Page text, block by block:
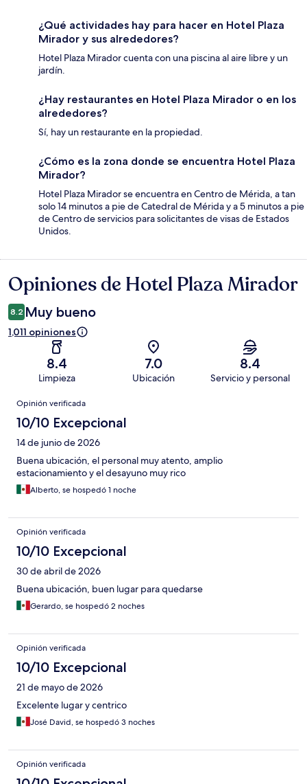
¿Qué actividades hay para hacer en Hotel Plaza
Mirador y sus alrededores?
Hotel Plaza Mirador cuenta con una piscina al aire libre y un
jardín.
¿Hay restaurantes en Hotel Plaza Mirador o en los
alrededores?
Sí, hay un restaurante en la propiedad.
¿Cómo es la zona donde se encuentra Hotel Plaza
Mirador?
Hotel Plaza Mirador se encuentra en Centro de Mérida, a tan
solo 14 minutos a pie de Catedral de Mérida y a 5 minutos a pie
de Centro de servicios para solicitantes de visas de Estados
Unidos.
Opiniones
Opiniones de Hotel Plaza Mirador
8.2 Muy bueno
1,011 opiniones
8.4
Limpieza
7.0
Ubicación
8.4
Servicio y personal
Opiniones
Opinión verificada
10/10 Excepcional
14 de junio de 2026
Buena ubicación, el personal muy atento, amplio
estacionamiento y el desayuno muy rico
Alberto, se hospedó 1 noche
Opinión verificada
10/10 Excepcional
30 de abril de 2026
Buena ubicación, buen lugar para quedarse
Gerardo, se hospedó 2 noches
Opinión verificada
10/10 Excepcional
21 de mayo de 2026
Excelente lugar y centrico
José David, se hospedó 3 noches
Opinión verificada